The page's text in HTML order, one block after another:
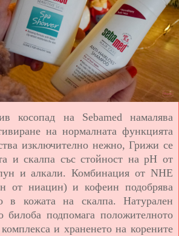
косопад на Sebamed намалява
на нормалната функцията
изключително нежно, Грижи се
и скалпа със стойност на рН от
и алкали. Комбинация от NHE
от ниацин) и кофеин подобрява
в кожата на скалпа. Натурален
билоба подпомага положителното
и храненето на корените